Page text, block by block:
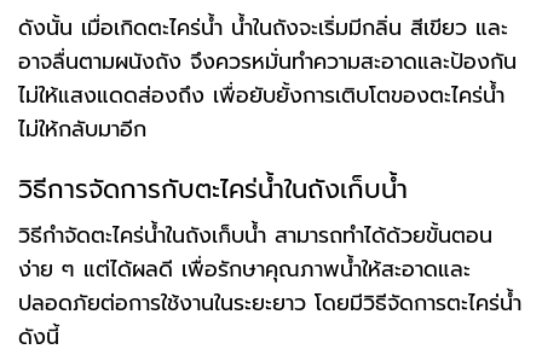
ดังนั้น เมื่อเกิดตะไคร่น้ำ น้ำในถังจะเริ่มมีกลิ่น สีเขียว และ
อาจลื่นตามผนังถัง จึงควรหมั่นทำความสะอาดและป้องกัน
ไม่ให้แสงแดดส่องถึง เพื่อยับยั้งการเติบโตของตะไคร่น้ำ
ไม่ให้กลับมาอีก
วิธีการจัดการกับตะไคร่น้ำในถังเก็บน้ำ
วิธีกำจัดตะไคร่น้ำในถังเก็บน้ำ สามารถทำได้ด้วยขั้นตอน
ง่าย ๆ แต่ได้ผลดี เพื่อรักษาคุณภาพน้ำให้สะอาดและ
ปลอดภัยต่อการใช้งานในระยะยาว โดยมีวิธีจัดการตะไคร่น้ำ
ดังนี้